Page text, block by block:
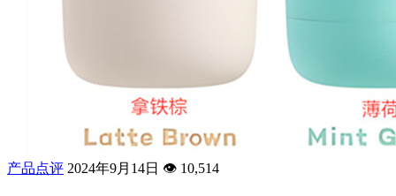
产品点评 2024年9月14日 👁️ 10,514